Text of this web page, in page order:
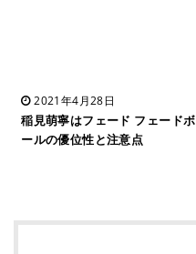
2021年4月28日
稲見萌寧はフェード フェードボ
ールの優位性と注意点